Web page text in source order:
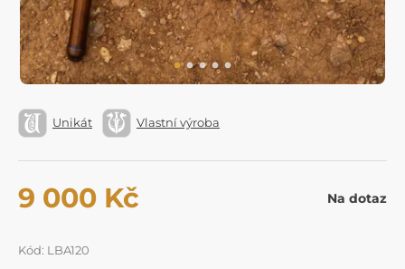
Unikát Vlastní výroba
9 000 Kč Na dotaz
Kód: LBA120